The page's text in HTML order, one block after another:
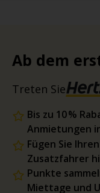
Ab dem
Treten Sie
Bis zu 10 %
Anmietungen
Fügen Sie
Zusatzfahrer
Punkte
Miettage und